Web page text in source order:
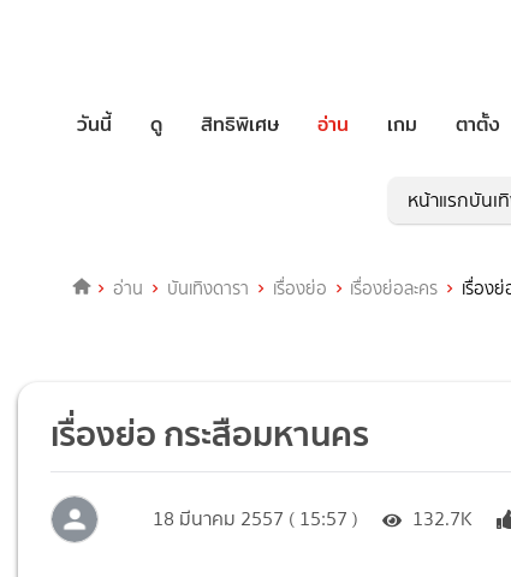
วันนี้ ดู สิทธิพิเศษ อ่าน เกม ตาตั้ง
หน้าแรกบันเ
อ่าน บันเทิงดารา เรื่องย่อ เรื่องย่อละคร เรื่อง
เรื่องย่อ กระสือมหานคร
18 มีนาคม 2557 ( 15:57 ) 132.7K